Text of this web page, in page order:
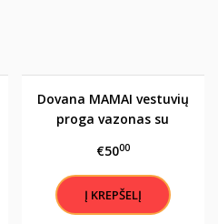
Dovana MAMAI vestuvių
proga vazonas su
€5000